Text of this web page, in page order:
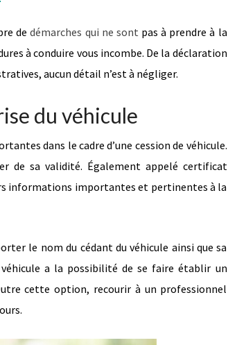
dedémarches qui ne sont pas à prendre à la
à conduire vous incombe. De la déclaration
aucun détail n’est à négliger.
du véhicule
dans le cadre d’une cession de véhicule.
de sa validité. Également appelé certificat
informations importantes et pertinentes à la
le nom du cédant du véhicule ainsi que sa
a la possibilité de se faire établir un
cette option, recourir à un professionnel